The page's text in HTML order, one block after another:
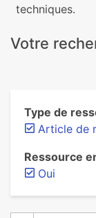
techniques.
Votre
Type de
Article de
Ressource
Oui